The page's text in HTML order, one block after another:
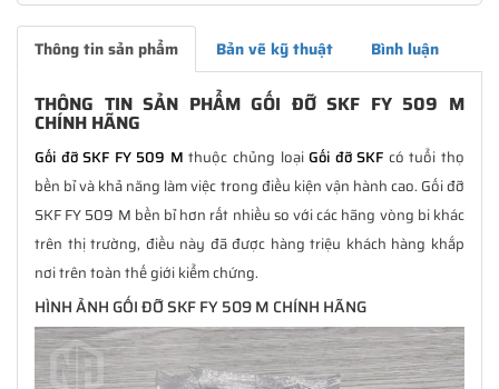
Thông tin sản phẩm Bản vẽ kỹ thuật Bình luận
THÔNG TIN SẢN PHẨM GỐI ĐỠ SKF FY 509 M
CHÍNH HÃNG
Gối đỡ SKF FY 509 M thuộc chủng loạiGối đỡ SKF có tuổi thọ
bền bỉ và khả năng làm việc trong điều kiện vận hành cao. Gối đỡ
SKF FY 509 M bền bỉ hơn rất nhiều so với các hãng vòng bi khác
trên thị trường, điều này đã được hàng triệu khách hàng khắp
nơi trên toàn thế giới kiểm chứng.
HÌNH ẢNH GỐI ĐỠ SKF FY 509 M CHÍNH HÃNG